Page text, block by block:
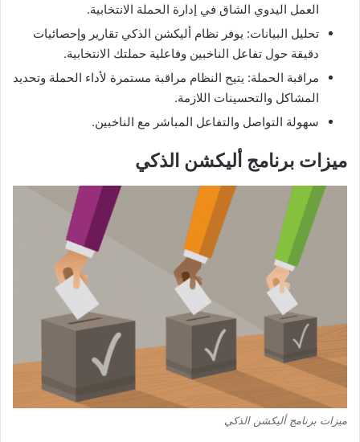
العمل اليدوي الشاق في إدارة الحملة الانتخابية.
تحليل البيانات: يوفر نظام أليكشن الذكي تقارير وإحصائيات
دقيقة حول تفاعل الناخبين وفاعلية حملتك الانتخابية.
مراقبة الحملة: يتيح النظام مراقبة مستمرة لأداء الحملة وتحديد
المشاكل والتحسينات اللازمة.
سهولة التواصل والتفاعل المباشر مع الناخبين.
ميزات برنامج أليكشن الذكي
ميزات برنامج أليكشن الذكي